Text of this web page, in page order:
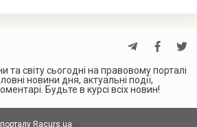
та світу сьогодні на правовому порталі
новини дня, актуальні події,
Будьте в курсі всіх новин!
Racurs.ua